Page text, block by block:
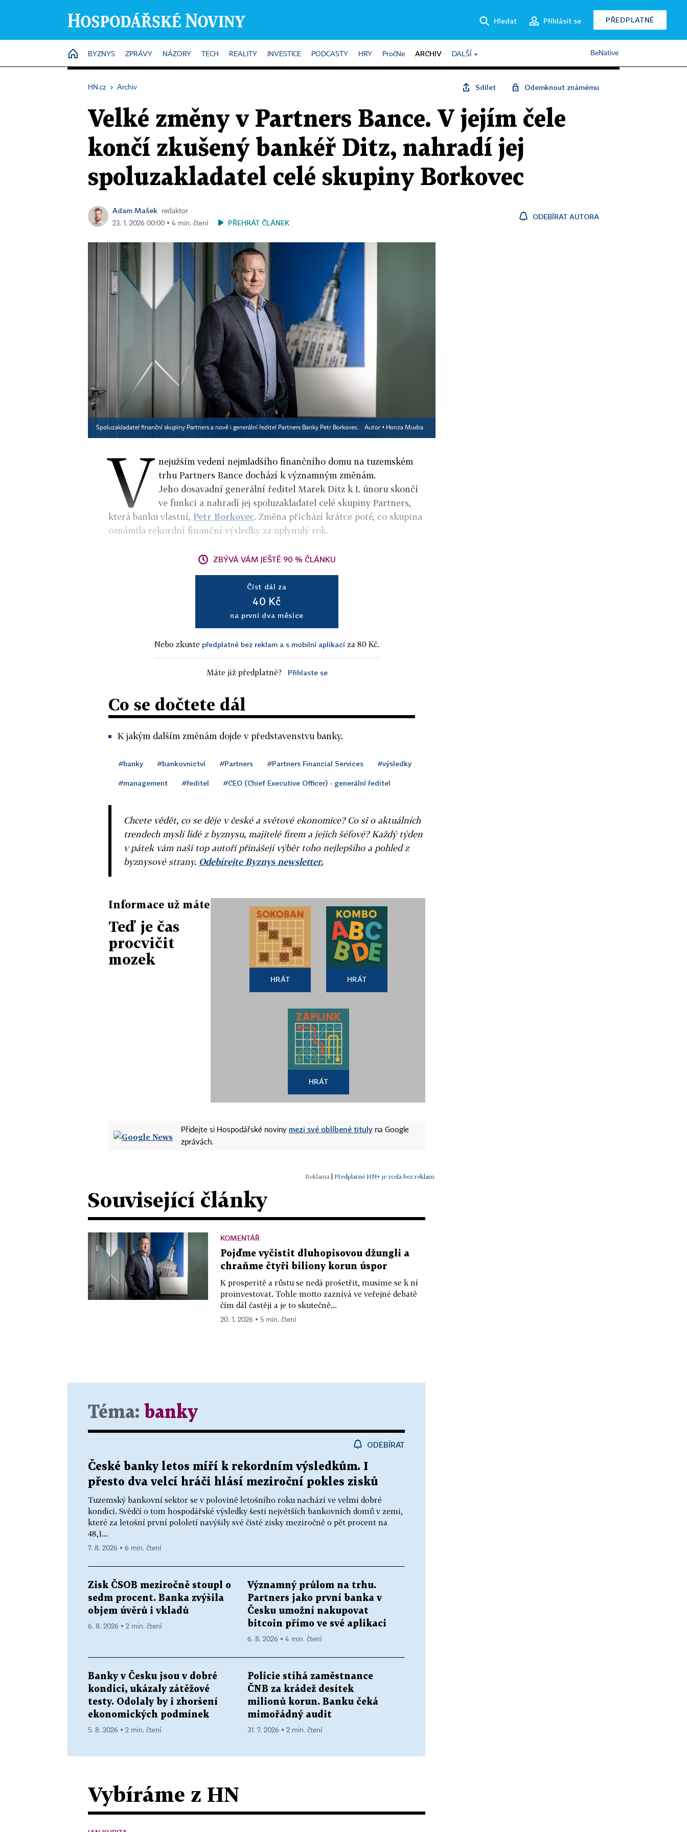
Hledat Přihlásit se PŘEDPLATNÉ
HOME
BYZNYS ZPRÁVY NÁZORY TECH REALITY INVESTICE PODCASTY HRY PročNe ARCHIV DALŠÍ BeNative
HN.cz › Archiv Sdílet Odemknout známému
Velké změny v Partners Bance. V jejím čele
končí zkušený bankéř Ditz, nahradí jej
spoluzakladatel celé skupiny Borkovec
Adam Mašek
redaktor
23. 1. 2026 00:00 ▪ 4 min. čtení
PŘEHRÁT ČLÁNEK
ODEBÍRAT AUTORA
Spoluzakladatel finanční skupiny Partners a nově i generální ředitel Partners Banky Petr Borkovec. Autor ▪ Honza Mudra
V nejužším vedení nejmladšího finančního domu na tuzemském
trhu Partners Bance dochází k významným změnám.
Jeho dosavadní generální ředitel Marek Ditz k 1. únoru skončí
ve funkci a nahradí jej spoluzakladatel celé skupiny Partners,
která banku vlastní, Petr Borkovec. Změna přichází krátce poté, co skupina
oznámila rekordní finanční výsledky za uplynulý rok.
ZBÝVÁ VÁM JEŠTĚ 90 % ČLÁNKU
Číst dál za
40 Kč
na první dva měsíce
Nebo zkuste předplatné bez reklam a s mobilní aplikací za 80 Kč.
Máte již předplatné? Přihlaste se
Co se dočtete dál
K jakým dalším změnám dojde v představenstvu banky.
#banky #bankovnictví #Partners #Partners Financial Services #výsledky
#management #ředitel #CEO (Chief Executive Officer) - generální ředitel
Chcete vědět, co se děje v české a světové ekonomice? Co si o aktuálních
trendech myslí lidé z byznysu, majitelé firem a jejich šéfové? Každý týden
v pátek vám naši top autoři přinášejí výběr toho nejlepšího a pohled z
byznysové strany. Odebírejte Byznys newsletter.
Informace už máte
Teď je čas
procvičit
mozek
HRÁT HRÁT
HRÁT
Přidejte si Hospodářské noviny mezi své oblíbené tituly na Google
zprávách.
| Předplatné HN+ je zcela bez reklam.
Související články
KOMENTÁŘ
Pojďme vyčistit dluhopisovou džungli a
chraňme čtyři biliony korun úspor
K prosperitě a růstu se nedá prošetřit, musíme se k ní
proinvestovat. Tohle motto zaznívá ve veřejné debatě
čím dál častěji a je to skutečně...
20. 1. 2026 ▪ 5 min. čtení
Téma: banky
ODEBÍRAT
České banky letos míří k rekordním výsledkům. I
přesto dva velcí hráči hlásí meziroční pokles zisků
Tuzemský bankovní sektor se v polovině letošního roku nachází ve velmi dobré
kondici. Svědčí o tom hospodářské výsledky šesti největších bankovních domů v zemi,
které za letošní první pololetí navýšily své čisté zisky meziročně o pět procent na
48,1...
7. 8. 2026 ▪ 6 min. čtení
Zisk ČSOB meziročně stoupl o
sedm procent. Banka zvýšila
objem úvěrů i vkladů
6. 8. 2026 ▪ 2 min. čtení
Významný průlom na trhu.
Partners jako první banka v
Česku umožní nakupovat
bitcoin přímo ve své aplikaci
6. 8. 2026 ▪ 4 min. čtení
Banky v Česku jsou v dobré
kondici, ukázaly zátěžové
testy. Odolaly by i zhoršení
ekonomických podmínek
5. 8. 2026 ▪ 2 min. čtení
Policie stíhá zaměstnance
ČNB za krádež desítek
milionů korun. Banku čeká
mimořádný audit
31. 7. 2026 ▪ 2 min. čtení
Vybíráme z HN